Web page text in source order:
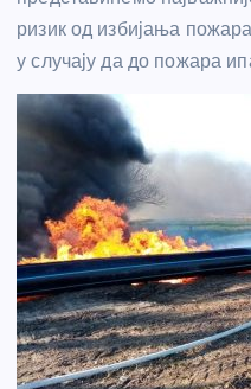
ризик од избијања
у случају да до пожара